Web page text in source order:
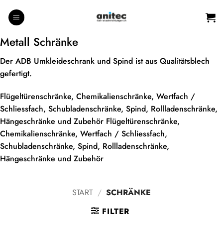
Inhalt
Metall Schränke
Der ADB Umkleideschrank und Spind ist aus Qualitätsblech
gefertigt.
Flügeltürenschränke, Chemikalienschränke, Wertfach /
Schliessfach, Schubladenschränke, Spind, Rollladenschränke,
Hängeschränke und Zubehör Flügeltürenschränke,
Chemikalienschränke, Wertfach / Schliessfach,
Schubladenschränke, Spind, Rollladenschränke,
Hängeschränke und Zubehör
START / SCHRÄNKE
FILTER